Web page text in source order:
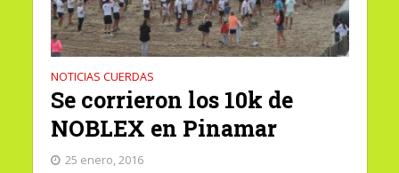
NOTICIAS CUERDAS
Se corrieron los 10k de
NOBLEX en Pinamar
25 enero, 2016